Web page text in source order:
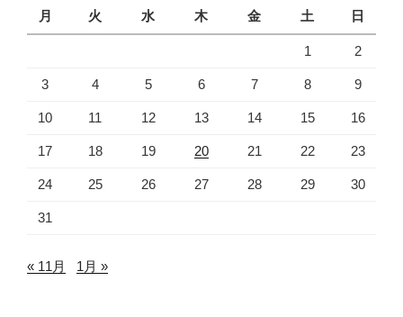
月
火 水 木 金 土 日
1 2
3 4 5 6 7 8 9
10 11 12 13 14 15 16
17 18 19 20 21 22 23
24 25 26 27 28 29 30
31
« 11月 1月 »